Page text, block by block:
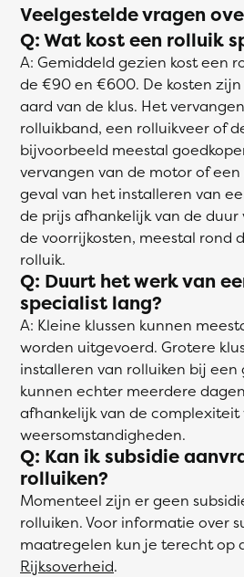
Veelgestelde vragen
Q: Wat kost een rolluik
A: Gemiddeld gezien kost een
de €90 en €600. De kosten
aard van de klus. Het
rolluikband, een rolluikveer of
bijvoorbeeld meestal
vervangen van de motor of
geval van het installeren van
de prijs afhankelijk van de duur
de voorrijkosten, meestal rond
rolluik.
Q: Duurt het werk van
specialist lang?
A: Kleine klussen kunnen
worden uitgevoerd. Grotere
installeren van rolluiken bij een
kunnen echter meerdere
afhankelijk van de complexiteit
weersomstandigheden.
Q: Kan ik subsidie
rolluiken?
Momenteel zijn er geen
rolluiken. Voor informatie over
maatregelen kun je terecht op
Rijksoverheid.